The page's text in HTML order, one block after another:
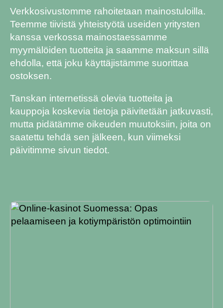
Verkkosivustomme rahoitetaan mainostuloilla.
Teemme tiivistä yhteistyötä useiden yritysten
kanssa verkossa mainostaessamme
myymälöiden tuotteita ja saamme maksun sillä
ehdolla, että joku käyttäjistämme suorittaa
ostoksen.
Tanskan internetissä olevia tuotteita ja
kauppoja koskevia tietoja päivitetään jatkuvasti,
mutta pidätämme oikeuden muutoksiin, joita on
saatettu tehdä sen jälkeen, kun viimeksi
päivitimme sivun tiedot.